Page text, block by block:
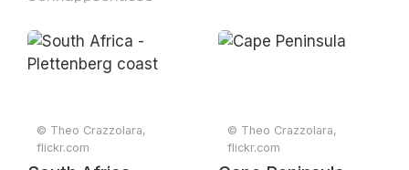
© Theo Crazzolara,
flickr.com
© Theo Crazzolara,
flickr.com